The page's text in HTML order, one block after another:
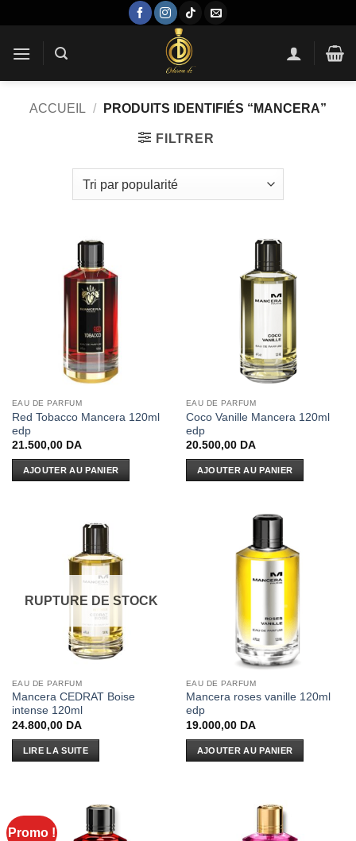
contenu
ACCUEIL / PRODUITS IDENTIFIÉS “MANCERA”
FILTRER
EAU DE PARFUM
Red Tobacco Mancera 120ml
edp
21.500,00 DA
AJOUTER AU PANIER
EAU DE PARFUM
Coco Vanille Mancera 120ml
edp
20.500,00 DA
AJOUTER AU PANIER
RUPTURE DE STOCK
EAU DE PARFUM
Mancera CEDRAT Boise
intense 120ml
24.800,00 DA
LIRE LA SUITE
EAU DE PARFUM
Mancera roses vanille 120ml
edp
19.000,00 DA
AJOUTER AU PANIER
Promo !